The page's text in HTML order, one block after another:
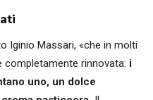
Iginio Massari, «che in molti
completamente rinnovata: i
uno, un dolce